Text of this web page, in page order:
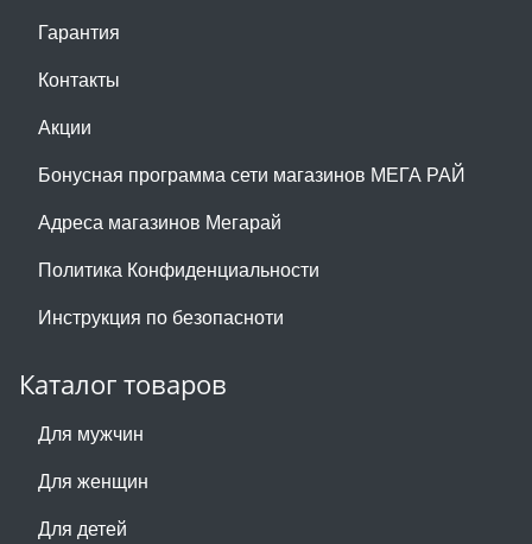
Гарантия
Контакты
Акции
Бонусная программа сети магазинов МЕГА РАЙ
Адреса магазинов Мегарай
Политика Конфиденциальности
Инструкция по безопасноти
Каталог товаров
Для мужчин
Для женщин
Для детей